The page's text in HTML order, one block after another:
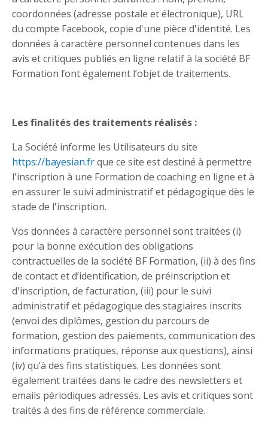
coordonnées (adresse postale et électronique), URL
du compte Facebook, copie d'une pièce d'identité. Les
données à caractère personnel contenues dans les
avis et critiques publiés en ligne relatif à la société BF
Formation font également l’objet de traitements.
Les finalités des traitements réalisés :
La Société informe les Utilisateurs du site
https://bayesian.frque ce site est destiné à permettre
l'inscription à une Formation de coaching en ligne et à
en assurer le suivi administratif et pédagogique dès le
stade de l'inscription.
Vos données à caractère personnel sont traitées (i)
pour la bonne exécution des obligations
contractuelles de la société BF Formation, (ii) à des fins
de contact et d’identification, de préinscription et
d'inscription, de facturation, (iii) pour le suivi
administratif et pédagogique des stagiaires inscrits
(envoi des diplômes, gestion du parcours de
formation, gestion des paiements, communication des
informations pratiques, réponse aux questions), ainsi
(iv) qu’à des fins statistiques. Les données sont
également traitées dans le cadre des newsletters et
emails périodiques adressés. Les avis et critiques sont
traités à des fins de référence commerciale.